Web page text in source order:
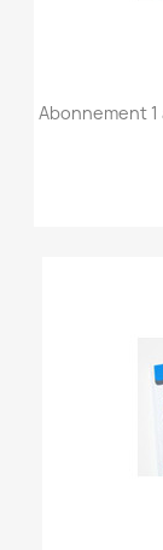
Abonnement 1